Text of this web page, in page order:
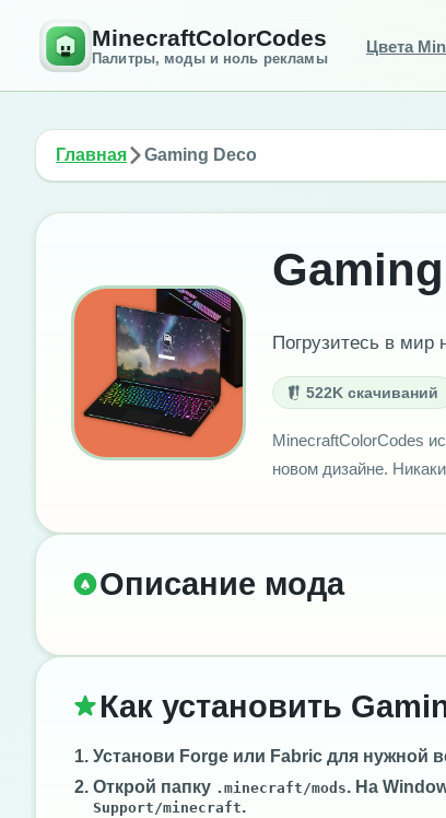
MinecraftColorCodes
Палитры, моды и ноль рекламы
Цвета
Главная Gaming Deco
Погрузитесь в мир
522K скачиваний
MinecraftColorCodes
новом дизайне.
Описание мода
Как установить
Установи Forge или Fabric для нужной
Открой папку .minecraft/mods. На
Support/minecraft.